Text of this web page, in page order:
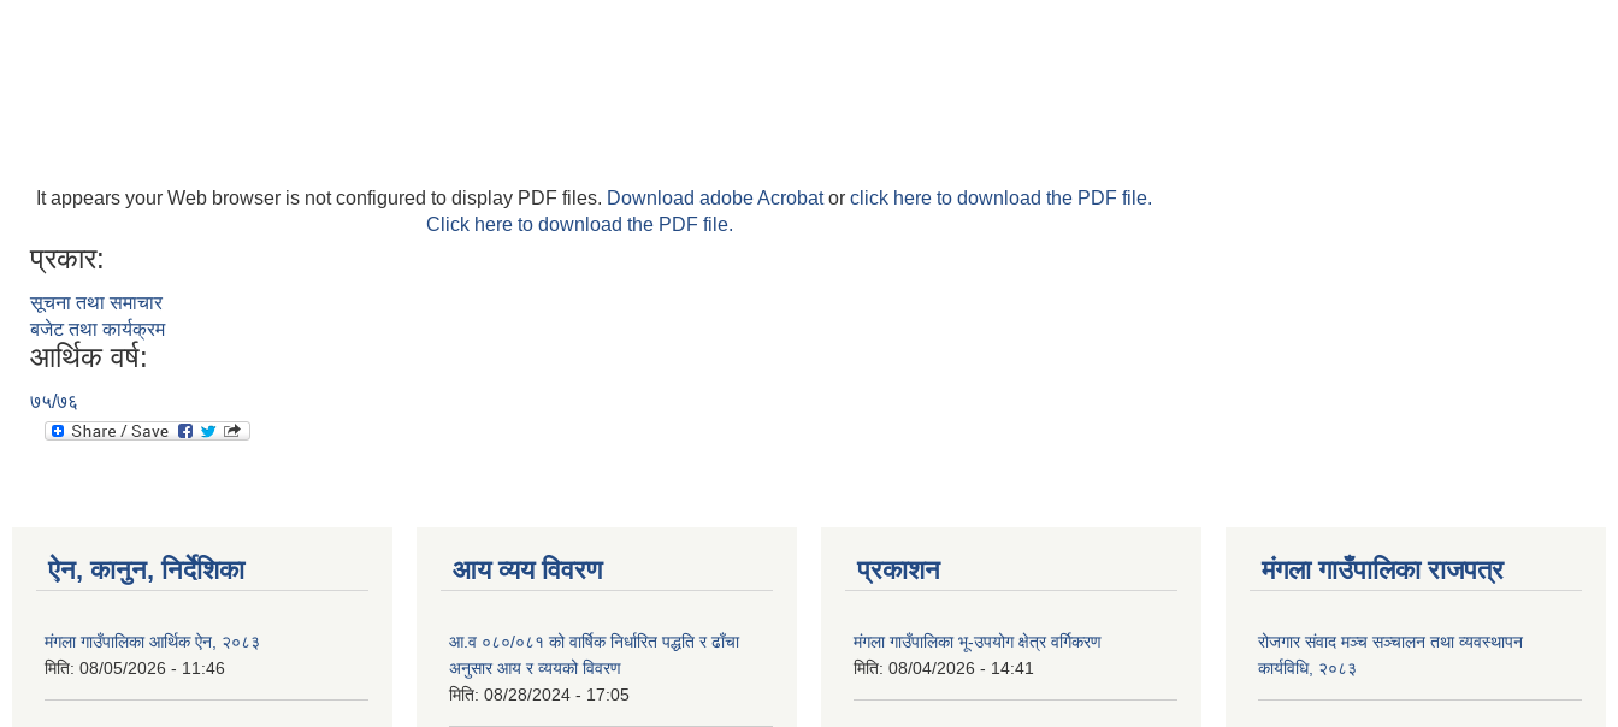
It appears your Web browser is not configured to display PDF files. Download adobe Acrobator click here to download the PDF file.
Click here to download the PDF file.
प्रकार:
सूचना तथा समाचार
बजेट तथा कार्यक्रम
आर्थिक वर्ष:
७५/७६
ऐन, कानुन, निर्देशिका
मंगला गाउँपालिका आर्थिक ऐन, २०८३
मिति: 08/05/2026 - 11:46
आय व्यय विवरण
आ.व ०८०/०८१ को वार्षिक निर्धारित पद्धति र ढाँचा
अनुसार आय र व्ययको विवरण
मिति: 08/28/2024 - 17:05
प्रकाशन
मंगला गाउँपालिका भू-उपयोग क्षेत्र वर्गिकरण
मिति: 08/04/2026 - 14:41
मंगला गाउँपालिका राजपत्र
रोजगार संवाद मञ्च सञ्चालन तथा व्यवस्थापन
कार्यविधि, २०८३